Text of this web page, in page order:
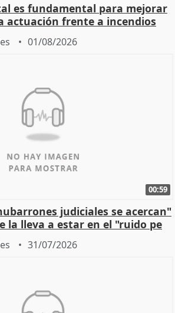
es fundamental para mejorar
actuación frente a incendios
01/08/2026
00:59
judiciales se acercan"
la lleva a estar en el "ruido pe
31/07/2026